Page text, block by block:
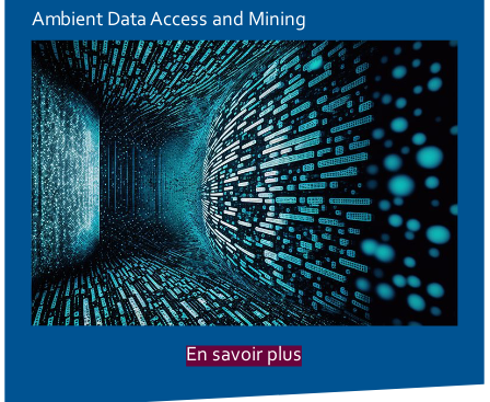
Ambient Data Access and Mining
En savoir plus